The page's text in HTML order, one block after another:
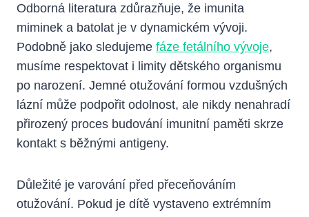
Odborná literatura zdůrazňuje, že imunita
miminek a batolat je v dynamickém vývoji.
Podobně jako sledujeme fáze fetálního vývoje,
musíme respektovat i limity dětského organismu
po narození. Jemné otužování formou vzdušných
lázní může podpořit odolnost, ale nikdy nenahradí
přirozený proces budování imunitní paměti skrze
kontakt s běžnými antigeny.
Důležité je varování před přeceňováním
otužování. Pokud je dítě vystaveno extrémním